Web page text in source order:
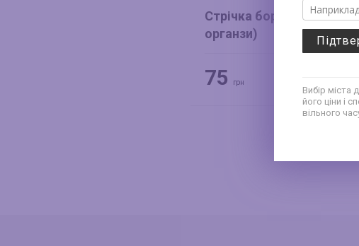
Вибір міста
його ціни і
вільного
Стрічка бордо 3,8 см (з
органзи)
75 грн